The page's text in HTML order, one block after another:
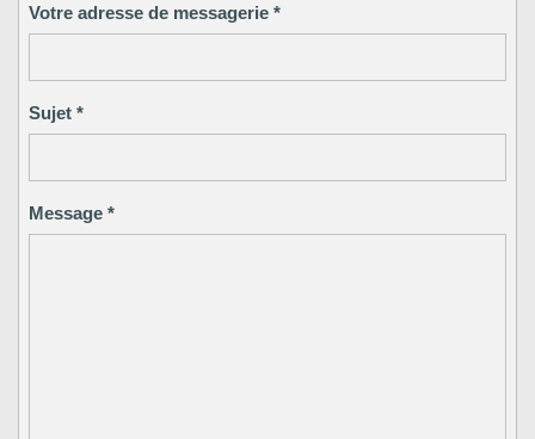
Votre adresse de messagerie *
Sujet *
Message *